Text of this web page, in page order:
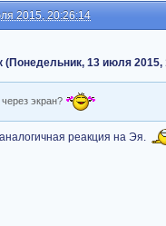
2015, 20:26:14
(Понедельник, 13 июля 2015,
экран?
реакция на Эя.